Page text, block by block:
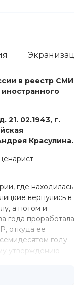
в реестр СМИ
21. 02.1943, г.
Красулина.
где находилась
вернулись в
а потом и
года проработала
откуда ее
году.
утверждению
музыкального